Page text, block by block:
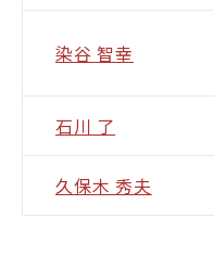
染谷 智幸
石川 了
久保木 秀夫